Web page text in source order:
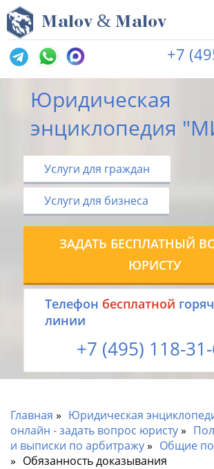
Malov & Malov
+7
Юридическая
энциклопедия
Услуги для граждан
Услуги для бизнеса
ЗАДАТЬ БЕСПЛАТНЫЙ
ЮРИСТУ
Tелефон бесплатной
линии
+7 (495) 118-
Главная
Юридическая
онлайн - задать вопрос юристу
и выписки по арбитражу
Общие
Обязанность доказывания